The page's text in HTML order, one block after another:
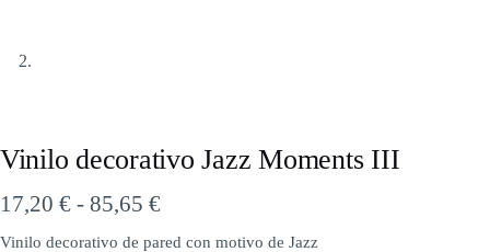
Vinilo decorativo Jazz Moments III
17,20 € - 85,65 €
Vinilo decorativo de pared con motivo de Jazz